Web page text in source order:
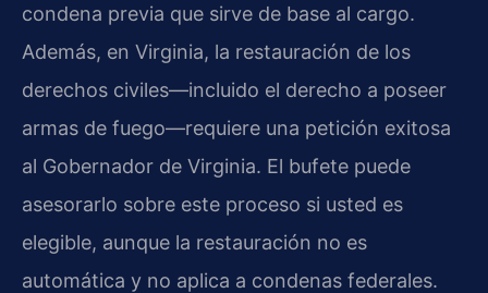
condena previa que sirve de base al cargo.
Además, en Virginia, la restauración de los
derechos civiles—incluido el derecho a poseer
armas de fuego—requiere una petición exitosa
al Gobernador de Virginia. El bufete puede
asesorarlo sobre este proceso si usted es
elegible, aunque la restauración no es
automática y no aplica a condenas federales.